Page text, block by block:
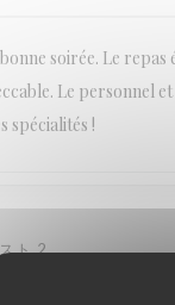
soirée. Le
Le personnel
spécialités !
ト 2